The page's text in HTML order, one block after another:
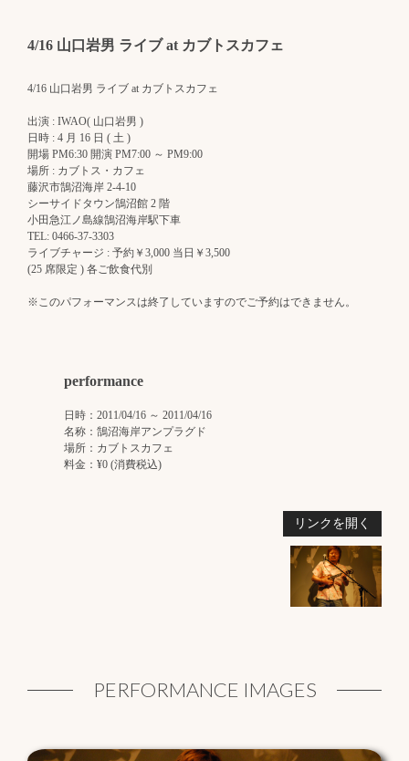
4/16 山口岩男 ライブ at カブトスカフェ
4/16 山口岩男 ライブ at カブトスカフェ
出演 : IWAO( 山口岩男 )
日時 : 4 月 16 日 ( 土 )
開場 PM6:30 開演 PM7:00 ～ PM9:00
場所 : カブトス・カフェ
藤沢市鵠沼海岸 2-4-10
シーサイドタウン鵠沼館 2 階
小田急江ノ島線鵠沼海岸駅下車
TEL: 0466-37-3303
ライブチャージ : 予約￥3,000 当日￥3,500
(25 席限定 ) 各ご飲食代別
※このパフォーマンスは終了していますのでご予約はできません。
performance
日時：2011/04/16 ～ 2011/04/16
名称：鵠沼海岸アンプラグド
場所：カブトスカフェ
料金：¥0 (消費税込)
リンクを開く
PERFORMANCE IMAGES